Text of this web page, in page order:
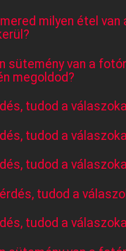
milyen étel van
sütemény van a
megoldod?
tudod a
tudod a
tudod a
tudod a
tudod a